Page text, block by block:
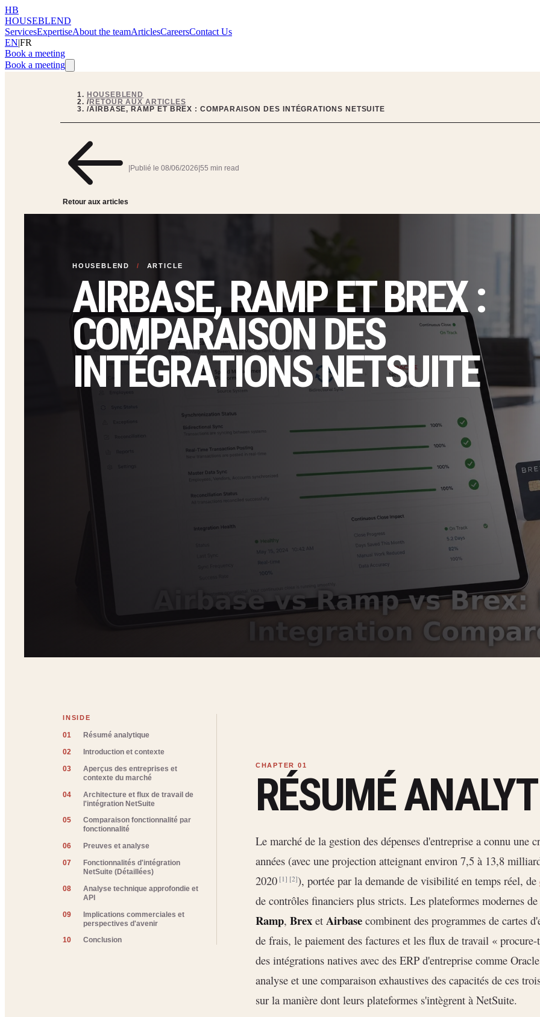
HB
HOUSEBLEND
ServicesExpertiseAbout the teamArticlesCareersContact Us
EN|FR
Book a meeting
Book a meeting
HOUSEBLEND
/RETOUR AUX ARTICLES
/AIRBASE, RAMP ET BREX : COMPARAISON DES INTÉGRATIONS NETSUITE
Retour aux articles
Publié le 08/06/2026 55 min read
HOUSEBLEND / ARTICLE
AIRBASE, RAMP ET BREX :
COMPARAISON DES
INTÉGRATIONS NETSUITE
INSIDE
01 Résumé analytique
02 Introduction et contexte
03
Aperçus des entreprises et
contexte du marché
04
Architecture et flux de travail de
l'intégration NetSuite
05
Comparaison fonctionnalité par
fonctionnalité
06 Preuves et analyse
07
Fonctionnalités d'intégration
NetSuite (Détaillées)
08
Analyse technique approfondie et
API
09
Implications commerciales et
perspectives d'avenir
10 Conclusion
RÉSUMÉ
Le marché de la gestion des dépenses d'entreprise a connu une
années (avec une projection atteignant environ 7,5 à 13,8
2020[1] [2]), portée par la demande de visibilité en temps réel, de
de contrôles financiers plus stricts. Les plateformes modernes
Ramp, Brex et Airbase combinent des programmes de cartes
de frais, le paiement des factures et les flux de travail «
des intégrations natives avec des ERP d'entreprise comme
analyse et une comparaison exhaustives des capacités de ces
sur la manière dont leurs plateformes s'intègrent à NetSuite.